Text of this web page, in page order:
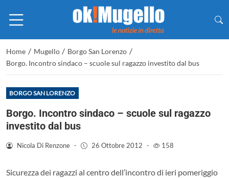
Home / Mugello / Borgo San Lorenzo /
Borgo. Incontro sindaco – scuole sul ragazzo investito dal bus
BORGO SAN LORENZO
Borgo. Incontro sindaco – scuole sul ragazzo
investito dal bus
Nicola Di Renzone - 26 Ottobre 2012 - 158
Sicurezza dei ragazzi al centro dell’incontro di ieri pomeriggio